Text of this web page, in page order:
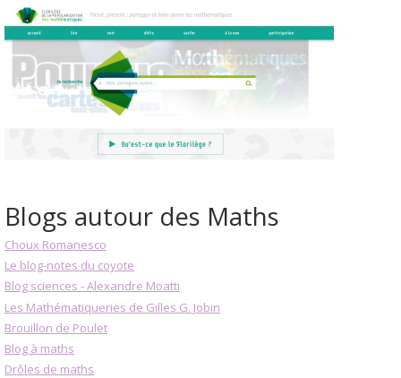
Blogs autour des Maths
Choux Romanesco
Le blog-notes du coyote
Blog sciences - Alexandre Moatti
Les Mathématiqueries de Gilles G. Jobin
Brouillon de Poulet
Blog à maths
Drôles de maths